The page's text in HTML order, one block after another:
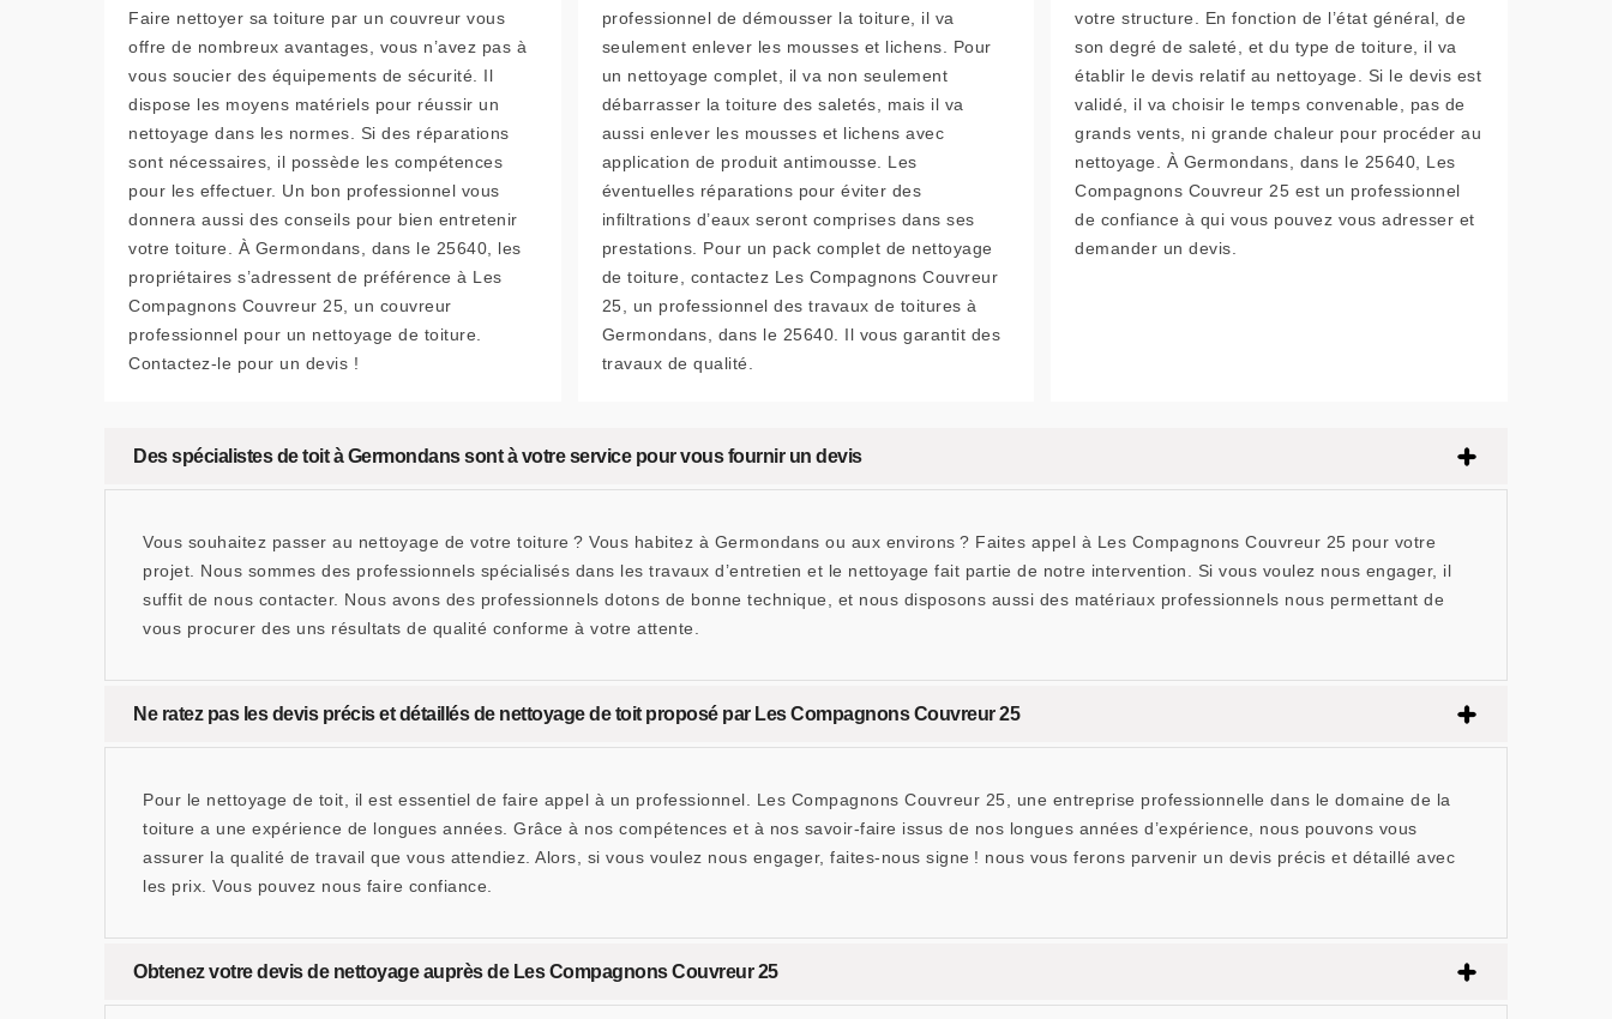
Faire nettoyer sa toiture par un couvreur vous
offre de nombreux avantages, vous n’avez pas à
vous soucier des équipements de sécurité. Il
dispose les moyens matériels pour réussir un
nettoyage dans les normes. Si des réparations
sont nécessaires, il possède les compétences
pour les effectuer. Un bon professionnel vous
donnera aussi des conseils pour bien entretenir
votre toiture. À Germondans, dans le 25640, les
propriétaires s’adressent de préférence à Les
Compagnons Couvreur 25, un couvreur
professionnel pour un nettoyage de toiture.
Contactez-le pour un devis !
professionnel de démousser la toiture, il va
seulement enlever les mousses et lichens. Pour
un nettoyage complet, il va non seulement
débarrasser la toiture des saletés, mais il va
aussi enlever les mousses et lichens avec
application de produit antimousse. Les
éventuelles réparations pour éviter des
infiltrations d’eaux seront comprises dans ses
prestations. Pour un pack complet de nettoyage
de toiture, contactez Les Compagnons Couvreur
25, un professionnel des travaux de toitures à
Germondans, dans le 25640. Il vous garantit des
travaux de qualité.
votre structure. En fonction de l’état général, de
son degré de saleté, et du type de toiture, il va
établir le devis relatif au nettoyage. Si le devis est
validé, il va choisir le temps convenable, pas de
grands vents, ni grande chaleur pour procéder au
nettoyage. À Germondans, dans le 25640, Les
Compagnons Couvreur 25 est un professionnel
de confiance à qui vous pouvez vous adresser et
demander un devis.
Des spécialistes de toit à Germondans sont à votre service pour vous fournir un devis
Vous souhaitez passer au nettoyage de votre toiture ? Vous habitez à Germondans ou aux environs ? Faites appel à Les Compagnons Couvreur 25 pour votre
projet. Nous sommes des professionnels spécialisés dans les travaux d’entretien et le nettoyage fait partie de notre intervention. Si vous voulez nous engager, il
suffit de nous contacter. Nous avons des professionnels dotons de bonne technique, et nous disposons aussi des matériaux professionnels nous permettant de
vous procurer des uns résultats de qualité conforme à votre attente.
Ne ratez pas les devis précis et détaillés de nettoyage de toit proposé par Les Compagnons Couvreur 25
Pour le nettoyage de toit, il est essentiel de faire appel à un professionnel. Les Compagnons Couvreur 25, une entreprise professionnelle dans le domaine de la
toiture a une expérience de longues années. Grâce à nos compétences et à nos savoir-faire issus de nos longues années d’expérience, nous pouvons vous
assurer la qualité de travail que vous attendiez. Alors, si vous voulez nous engager, faites-nous signe ! nous vous ferons parvenir un devis précis et détaillé avec
les prix. Vous pouvez nous faire confiance.
Obtenez votre devis de nettoyage auprès de Les Compagnons Couvreur 25